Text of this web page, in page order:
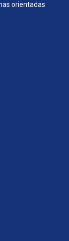
orientadas